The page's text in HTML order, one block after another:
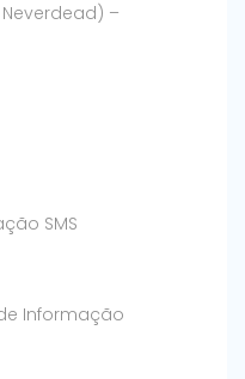
–
SMS
Informação